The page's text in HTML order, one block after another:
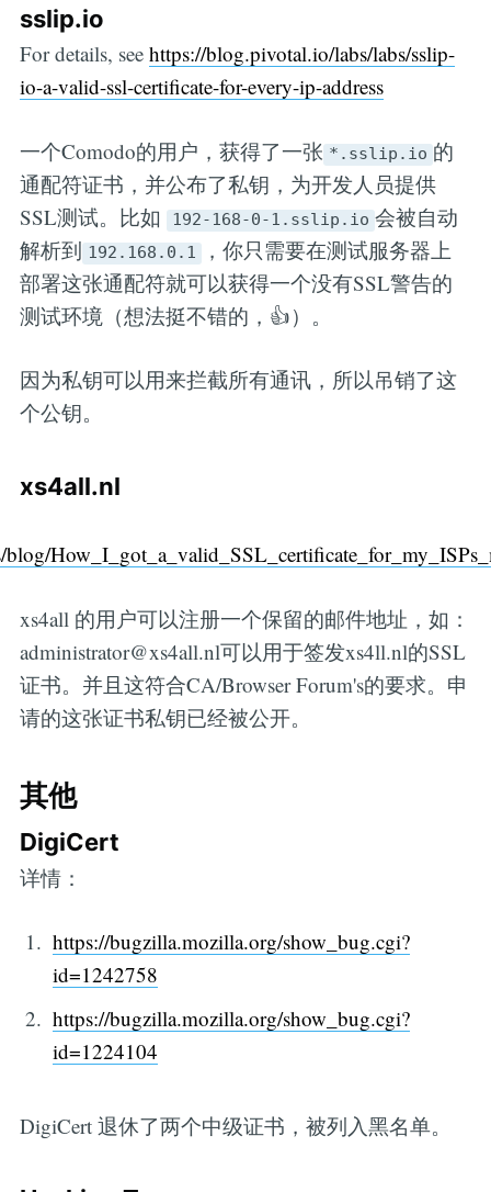
sslip.io
For details, see https://blog.pivotal.io/labs/labs/sslip-
io-a-valid-ssl-certificate-for-every-ip-address
一个Comodo的用户，获得了一张 *.sslip.io 的
通配符证书，并公布了私钥，为开发人员提供
SSL测试。比如
192-168-0-1.sslip.io 会被自动
解析到 192.168.0.1 ，你只需要在测试服务器上
部署这张通配符就可以获得一个没有SSL警告的
测试环境（想法挺不错的，👍）。
因为私钥可以用来拦截所有通讯，所以吊销了这
个公钥。
xs4all.nl
xs4all 的用户可以注册一个保留的邮件地址，如：
administrator@xs4all.nl可以用于签发xs4ll.nl的SSL
证书。并且这符合CA/Browser Forum's的要求。申
请的这张证书私钥已经被公开。
其他
DigiCert
详情：
https://bugzilla.mozilla.org/show_bug.cgi?
id=1242758
https://bugzilla.mozilla.org/show_bug.cgi?
id=1224104
DigiCert 退休了两个中级证书，被列入黑名单。